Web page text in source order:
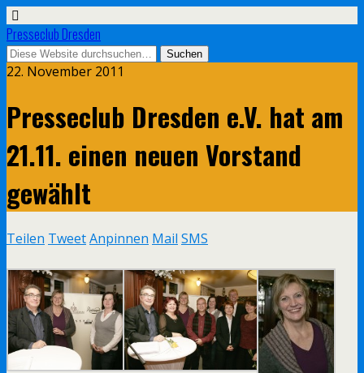
Presseclub Dresden
22. November 2011
Presseclub Dresden e.V. hat am
21.11. einen neuen Vorstand
gewählt
Teilen TweetAnpinnen Mail SMS